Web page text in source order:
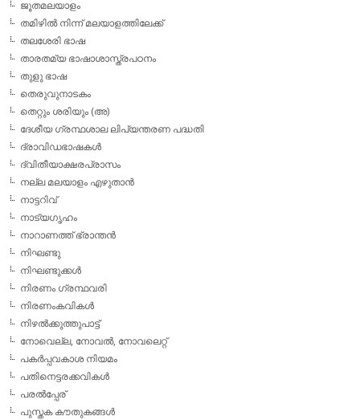
ജൂതമലയാളം
തമിഴില്‍ നിന്ന് മലയാളത്തിലേക്ക്
തലശേരി ഭാഷ
താരതമ്യ ഭാഷാശാസ്ത്രപഠനം
തുളു ഭാഷ
തെരുവുനാടകം
തെറ്റും ശരിയും (അ)
ദേശീയ ഗ്രന്ഥശാല ലിപ്യന്തരണ പദ്ധതി
ദ്രാവിഡഭാഷകള്‍
ദ്വിതീയാക്ഷരപ്രാസം
നല്ല മലയാളം എഴുതാന്‍
നാട്ടറിവ്
നാട്യഗൃഹം
നാറാണത്ത് ഭ്രാന്തന്‍
നിഘണ്ടു
നിഘണ്ടുക്കള്‍
നിരണം ഗ്രന്ഥവരി
നിരണംകവികള്‍
നിഴല്‍ക്കുത്തുപാട്ട്
നോവെല്ല, നോവല്‍, നോവലെറ്റ്
പകര്‍പ്പവകാശ നിയമം
പതിനെട്ടരക്കവികള്‍
പരല്‍പ്പേര്
പുസ്തക കൗതുകങ്ങള്‍